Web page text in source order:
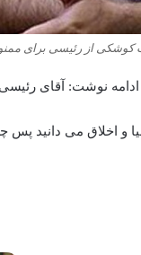
از رئیسی برای
نوشت: آقای
و اخلاق می دانید